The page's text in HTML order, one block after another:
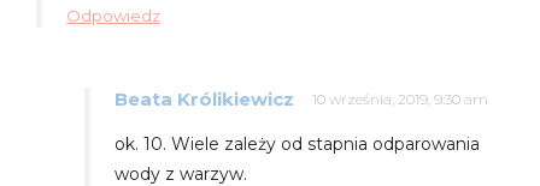
Odpowiedz
Beata Królikiewicz 10 września, 2019, 9:30 am
ok. 10. Wiele zależy od stapnia odparowania
wody z warzyw.